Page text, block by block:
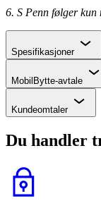
6. S Penn følger
Spesifikasjoner
MobilBytte-avtale
Kundeomtaler
Du handler